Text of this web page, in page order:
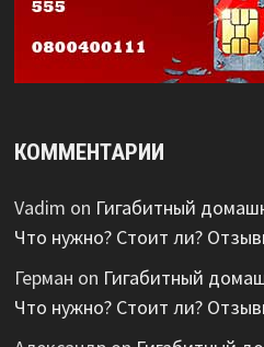
КОММЕНТАРИИ
Vadim on Гигабитный
Что нужно? Стоит ли?
Герман on Гигабитный
Что нужно? Стоит ли?